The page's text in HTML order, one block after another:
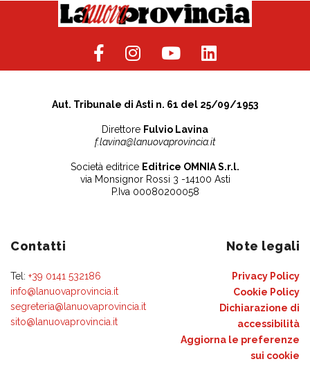
Aut. Tribunale di Asti n. 61 del 25/09/1953
Direttore Fulvio Lavina
f.lavina@lanuovaprovincia.it
Società editrice Editrice OMNIA S.r.l.
via Monsignor Rossi 3 -14100 Asti
P.Iva 00080200058
Contatti
Tel: +39 0141 532186
info@lanuovaprovincia.it
segreteria@lanuovaprovincia.it
sito@lanuovaprovincia.it
Note legali
Privacy Policy
Cookie Policy
Dichiarazione di
accessibilità
Aggiorna le preferenze
sui cookie